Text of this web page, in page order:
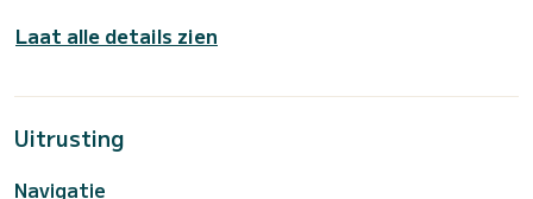
Laat alle details zien
Uitrusting
Navigatie